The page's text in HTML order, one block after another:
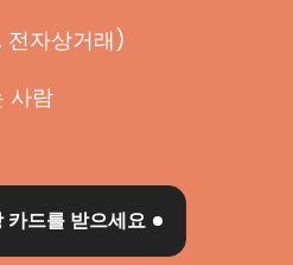
전자상거래)
사람
드를 받으세요